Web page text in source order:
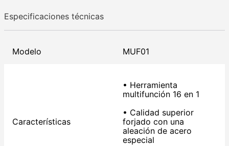
Especificaciones técnicas
Modelo MUF01
Características
• Herramienta
multifunción 16 en 1
• Calidad superior
forjado con una
aleación de acero
especial